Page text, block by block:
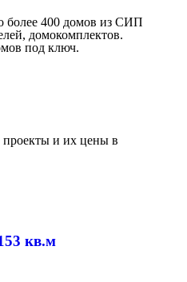
более 400 домов из СИП
домокомплектов.
под ключ.
и их цены в
кв.м